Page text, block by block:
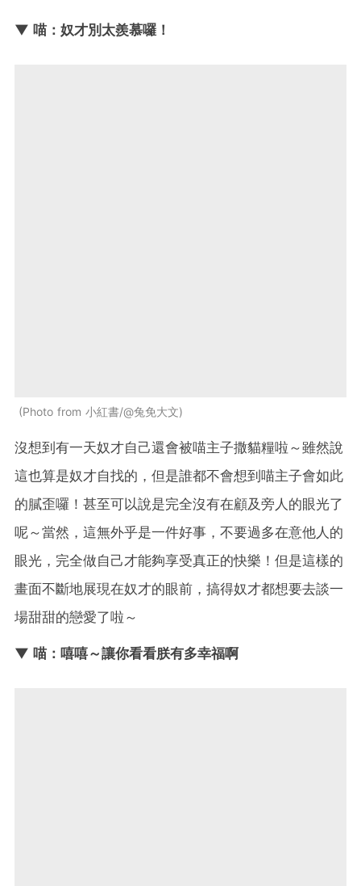
▼ 喵：奴才別太羨慕囉！
Photo from 小紅書/@兔免大文
沒想到有一天奴才自己還會被喵主子撒貓糧啦～雖然說
這也算是奴才自找的，但是誰都不會想到喵主子會如此
的膩歪囉！甚至可以說是完全沒有在顧及旁人的眼光了
呢～當然，這無外乎是一件好事，不要過多在意他人的
眼光，完全做自己才能夠享受真正的快樂！但是這樣的
畫面不斷地展現在奴才的眼前，搞得奴才都想要去談一
場甜甜的戀愛了啦～
▼ 喵：嘻嘻～讓你看看朕有多幸福啊